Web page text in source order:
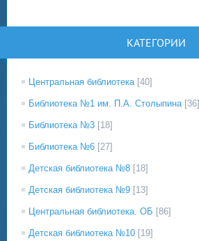
КАТЕГОРИИ
Центральная библиотека [40]
Библиотека №1 им. П.А. Столыпина [36]
Библиотека №3 [18]
Библиотека №6 [27]
Детская библиотека №8 [18]
Детская библиотека №9 [13]
Центральная библиотека. ОБ [86]
Детская библиотека №10 [19]